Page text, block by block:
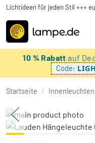
Lichtideen für jeden Stil +++
10 % Rabattauf
Code:
Startseite / Innenleuchten